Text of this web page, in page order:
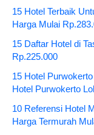
15 Hotel Terbaik
Harga Mulai
15 Daftar Hotel di
Rp.225.000
15 Hotel
Hotel Purwokerto
10 Referensi Hotel
Harga Termurah